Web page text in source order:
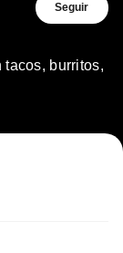
Seguir
burritos,